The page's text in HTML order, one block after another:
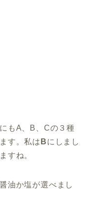
もA、B、Cの３種
す。私は Bにしまし
すね。
油か塩が選べまし